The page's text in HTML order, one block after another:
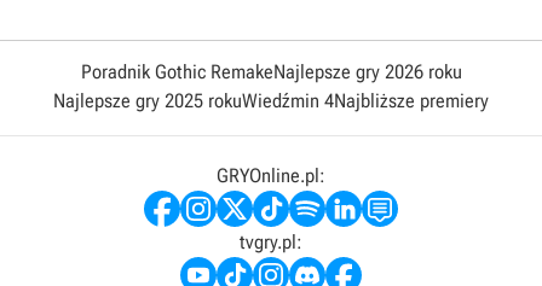
Poradnik Gothic RemakeNajlepsze gry 2026 roku
Najlepsze gry 2025 rokuWiedźmin 4Najbliższe premiery
GRYOnline.pl:
tvgry.pl: